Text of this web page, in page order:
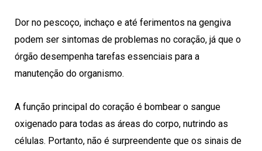
Dor no pescoço, inchaço e até ferimentos na gengiva
podem ser sintomas de problemas no coração, já que o
órgão desempenha tarefas essenciais para a
manutenção do organismo.
A função principal do coração é bombear o sangue
oxigenado para todas as áreas do corpo, nutrindo as
células. Portanto, não é surpreendente que os sinais de